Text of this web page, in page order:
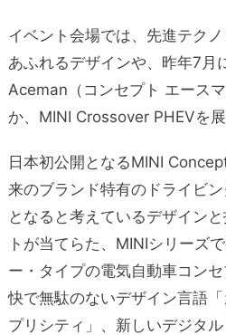
イベント会場では、先進テク
あふれるデザインや、昨年7
Aceman（コンセプト エース
か、MINI Crossover PHEVを展
日本初公開となるMINI
来のブランド特有のドライビ
となると考えているデザイン
トが当てらた、MINIシリーズ
ー・タイプの電気自動車コン
快で無駄のないデザイン言語
プリシティ」、新しいデジタ